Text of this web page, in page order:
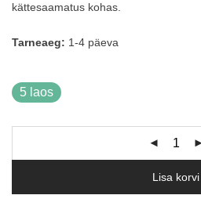
kättesaamatus kohas.
Tarneaeg: 1-4 päeva
5 laos
Lisa korvi